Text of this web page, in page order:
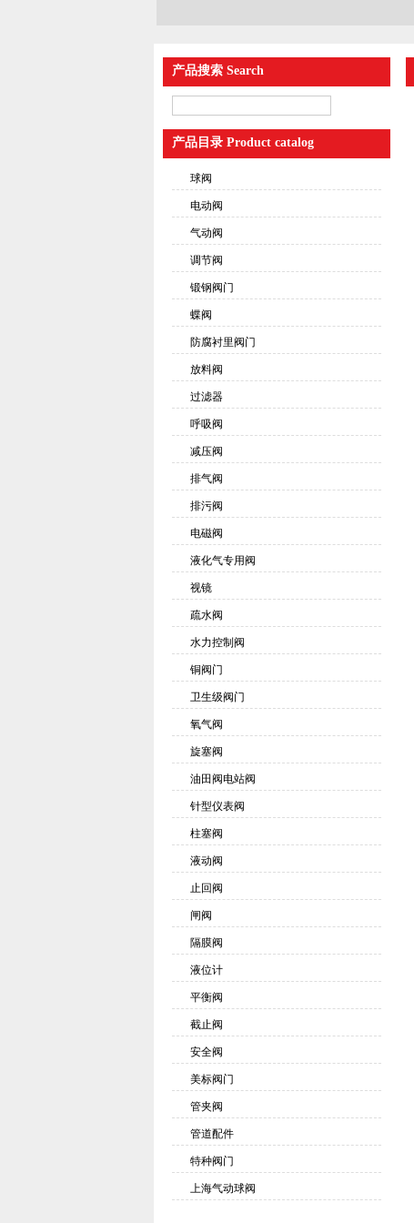
产品搜索 Search
产品目录 Product catalog
球阀
电动阀
气动阀
调节阀
锻钢阀门
蝶阀
防腐衬里阀门
放料阀
过滤器
呼吸阀
减压阀
排气阀
排污阀
电磁阀
液化气专用阀
视镜
疏水阀
水力控制阀
铜阀门
卫生级阀门
氧气阀
旋塞阀
油田阀电站阀
针型仪表阀
柱塞阀
液动阀
止回阀
闸阀
隔膜阀
液位计
平衡阀
截止阀
安全阀
美标阀门
管夹阀
管道配件
特种阀门
上海气动球阀